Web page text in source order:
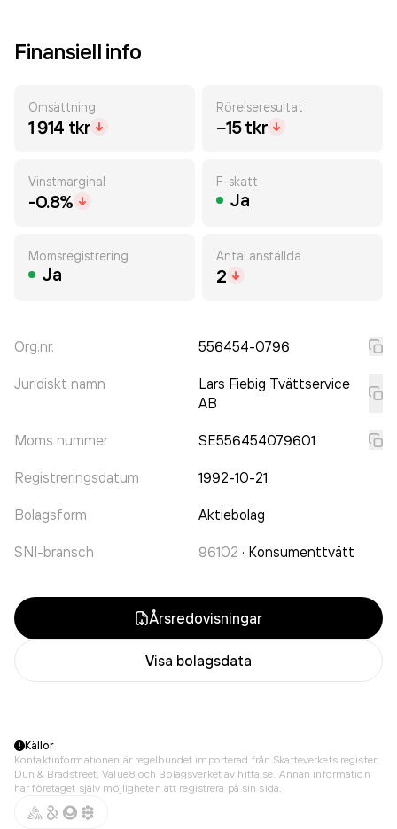
Finansiell info
Omsättning
1 914 tkr
Rörelseresultat
−15 tkr
Vinstmarginal
-0.8%
F-skatt
Ja
Momsregistrering
Ja
Antal anställda
2
Org.nr. 556454-0796
Juridiskt namn
Lars Fiebig Tvättservice
AB
Moms nummer SE556454079601
Registreringsdatum 1992-10-21
Bolagsform Aktiebolag
SNI-bransch 96102 · Konsumenttvätt
Årsredovisningar
Visa bolagsdata
Källor
Kontaktinformationen är regelbundet importerad från Skatteverkets register,
Dun & Bradstreet, Value8 och Bolagsverket av hitta.se. Annan information
har företaget själv möjligheten att registrera på sin sida.